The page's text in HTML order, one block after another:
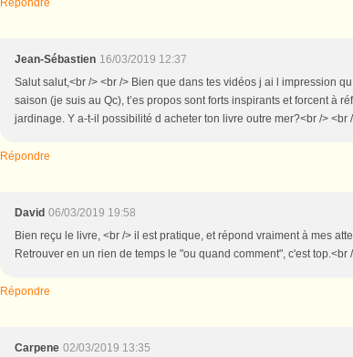
Jean-Sébastien 16/03/2019 12:37
Salut salut,<br /> <br /> Bien que dans tes vidéos j ai l impression
saison (je suis au Qc), t’es propos sont forts inspirants et forcent à
jardinage. Y a-t-il possibilité d acheter ton livre outre mer?<br /> <br
Répondre
David 06/03/2019 19:58
Bien reçu le livre, <br /> il est pratique, et répond vraiment à mes
Retrouver en un rien de temps le "ou quand comment", c'est top.<br
Répondre
Carpene 02/03/2019 13:35